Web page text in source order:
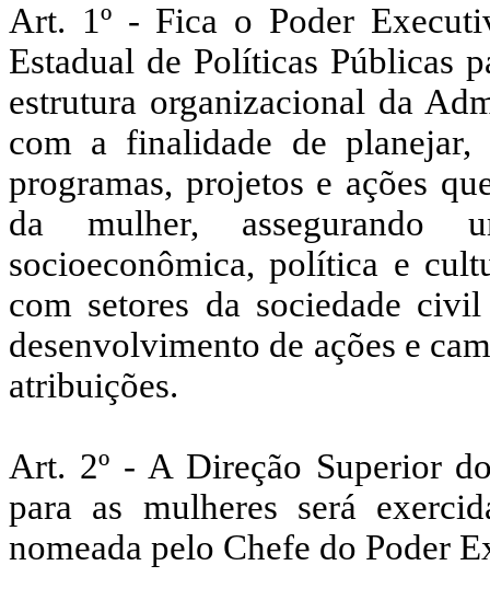
Art. 1º - Fica o Poder
Estadual de Políticas Públicas
estrutura organizacional da
com a finalidade de
programas, projetos e ações
da mulher, assegurando
socioeconômica, política e
com setores da sociedade
desenvolvimento de ações e
atribuições.
Art. 2º - A Direção Superior
para as mulheres será
nomeada pelo Chefe do Poder